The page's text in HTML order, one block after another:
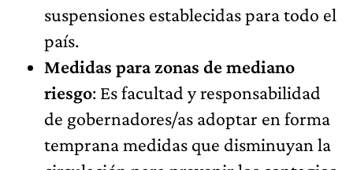
suspensiones establecidas para todo el
país.
Medidas para zonas de mediano
riesgo: Es facultad y responsabilidad
de gobernadores/as adoptar en forma
temprana medidas que disminuyan la